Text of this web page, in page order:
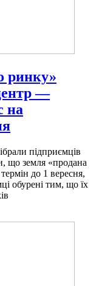
ринку»
—
на
підприємців
що земля «продана
до 1 вересня,
обурені тим, що їх